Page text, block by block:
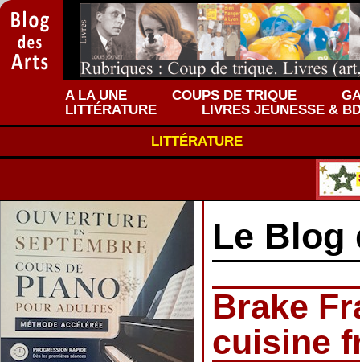
A LA UNE COUPS DE TRIQUE
LITTÉRATURE
LIVRES JEUNESSE &
LITTÉRATURE
Le Blog
Brake
cuisine